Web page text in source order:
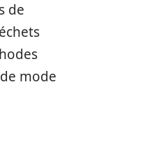
de
mode